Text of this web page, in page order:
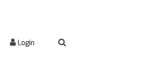
Login